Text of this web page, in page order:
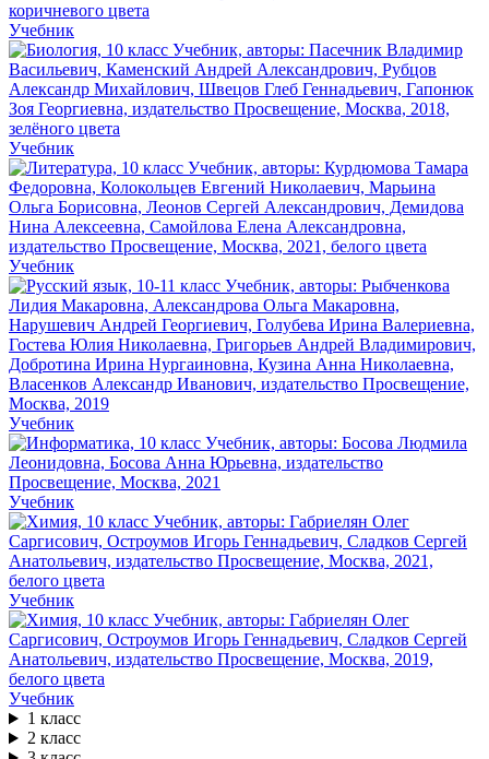
Учебник
Учебник
Учебник
Учебник
Учебник
Учебник
Учебник
1 класс
2 класс